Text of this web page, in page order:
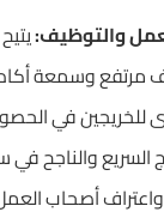
والتوظيف:
مرتفع وسمعة
للخريجين في
السريع والناجح
واعتراف أصحاب